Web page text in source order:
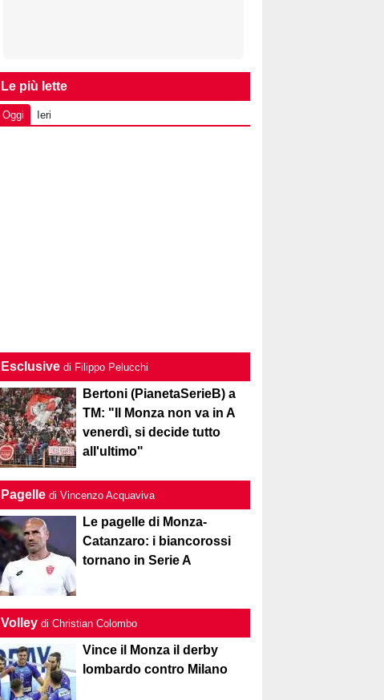
Le più lette
Oggi Ieri
Esclusive di Filippo Pelucchi
Bertoni (PianetaSerieB) a
TM: "Il Monza non va in A
venerdì, si decide tutto
all'ultimo"
Pagelle di Vincenzo Acquaviva
Le pagelle di Monza-
Catanzaro: i biancorossi
tornano in Serie A
Volley di Christian Colombo
Vince il Monza il derby
lombardo contro Milano